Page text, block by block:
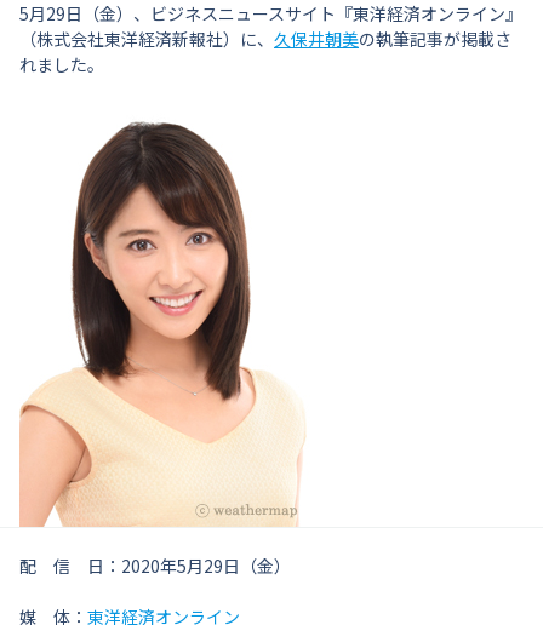
5月29日（金）、ビジネスニュースサイト『東洋経済オンライン』
（株式会社東洋経済新報社）に、 久保井朝美の執筆記事が掲載さ
れました。
配 信 日：2020年5月29日（金）
媒 体： 東洋経済オンライン